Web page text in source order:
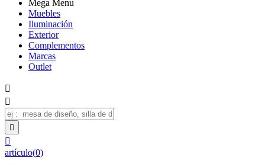
Mega Menu
Muebles
Iluminación
Exterior
Complementos
Marcas
Outlet




artículo(0)